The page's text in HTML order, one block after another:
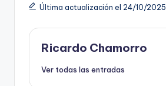
Última actualización el 24/10/2025
Ricardo Chamorro
Ver todas las entradas